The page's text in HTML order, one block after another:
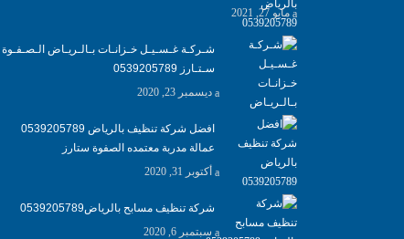
مايو 27, 2021
شـركـة غـسـيـل خـزانـات بـالـريـاض الـصـفـوة
سـتـارز 0539205789
ديسمبر 23, 2020
افضل شركة تنظيف بالرياض 0539205789
عمالة مدربة معتمده الصفوة ستارز
أكتوبر 31, 2020
شركة تنظيف مسابح بالرياض0539205789
سبتمبر 6, 2020